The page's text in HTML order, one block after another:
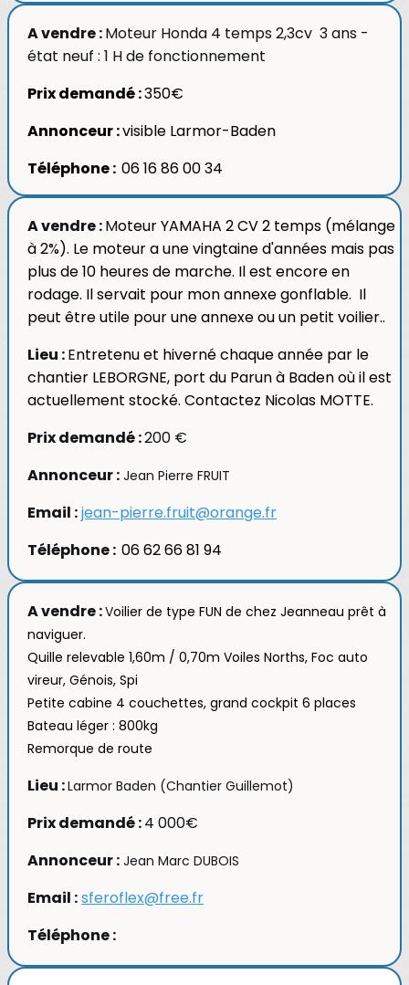
A vendre :Moteur Honda 4 temps 2,3cv 3 ans -
état neuf : 1 H de fonctionnement
Prix demandé :350€
Annonceur :visible Larmor-Baden
Téléphone : 06 16 86 00 34
A vendre :Moteur YAMAHA 2 CV 2 temps (mélange
à 2%). Le moteur a une vingtaine d'années mais pas
plus de 10 heures de marche. Il est encore en
rodage. Il servait pour mon annexe gonflable. Il
peut être utile pour une annexe ou un petit voilier..
Lieu :Entretenu et hiverné chaque année par le
chantier LEBORGNE, port du Parun à Baden où il est
actuellement stocké. Contactez Nicolas MOTTE.
Prix demandé :200 €
Annonceur : Jean Pierre FRUIT
Email :jean-pierre.fruit@orange.fr
Téléphone : 06 62 66 81 94
A vendre :Voilier de type FUN de chez Jeanneau prêt à
naviguer.
Quille relevable 1,60m / 0,70m Voiles Norths, Foc auto
vireur, Génois, Spi
Petite cabine 4 couchettes, grand cockpit 6 places
Bateau léger : 800kg
Remorque de route
Lieu :Larmor Baden (Chantier Guillemot)
Prix demandé :4 000€
Annonceur : Jean Marc DUBOIS
Email :sferoflex@free.fr
Téléphone :